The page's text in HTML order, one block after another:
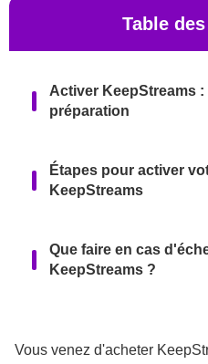
Table
Activer KeepStreams :
préparation
Étapes pour activer
KeepStreams
Que faire en cas
KeepStreams ?
Vous venez d'acheter